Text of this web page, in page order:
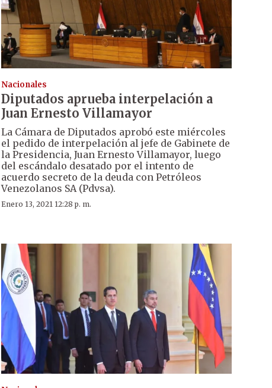
Nacionales
Diputados aprueba interpelación a
Juan Ernesto Villamayor
La Cámara de Diputados aprobó este miércoles
el pedido de interpelación al jefe de Gabinete de
la Presidencia, Juan Ernesto Villamayor, luego
del escándalo desatado por el intento de
acuerdo secreto de la deuda con Petróleos
Venezolanos SA (Pdvsa).
Enero 13, 2021 12:28 p. m.